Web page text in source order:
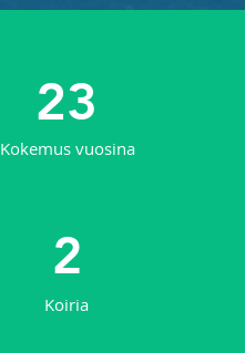
23
Kokemus vuosina
2
Koiria